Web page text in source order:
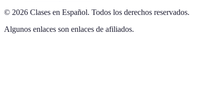
© 2026 Clases en Español. Todos los derechos reservados.
Algunos enlaces son enlaces de afiliados.